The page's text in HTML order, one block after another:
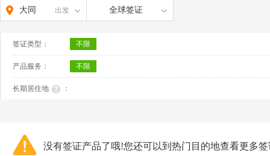
大同 出发 全球签证
签证类型： 不限
产品服务： 不限
长期居住地 ：
没有签证产品了哦!您还可以到热门目的地查看更多